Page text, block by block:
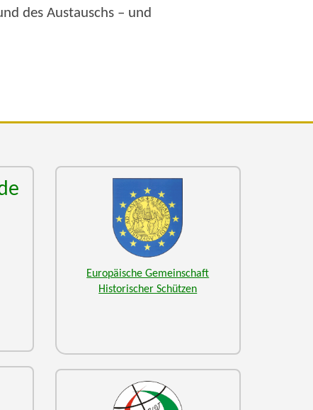
des Austauschs – und
Europäische Gemeinschaft
Historischer Schützen